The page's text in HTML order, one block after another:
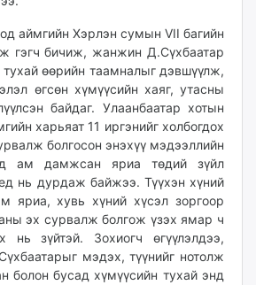
аймгийн Хэрлэн сумын VII багийн
гэгч бичиж, жанжин Д.Сүхбаатар
өөрийн таамналыг дэвшүүлж,
өгсөн хүмүүсийн хаяг, утасны
байдаг. Улаанбаатар хотын
харьяат 11 иргэнийг холбогдох
болгосон энэхүү мэдээллийн
ам дамжсан яриа төдий зүйл
нь дурдаж байжээ. Түүхэн хүний
яриа, хувь хүний хүсэл зоргоор
эх сурвалж болгож үзэх ямар ч
нь зүйтэй. Зохиогч өгүүлэлдээ,
мэдэх, түүнийг нотолж
болон бусад хүмүүсийн тухай энд